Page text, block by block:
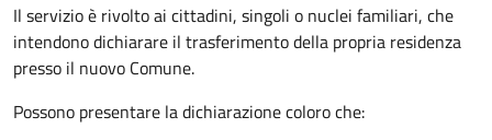
Il servizio è rivolto ai cittadini, singoli o nuclei familiari, che
intendono dichiarare il trasferimento della propria residenza
presso il nuovo Comune.
Possono presentare la dichiarazione coloroche: